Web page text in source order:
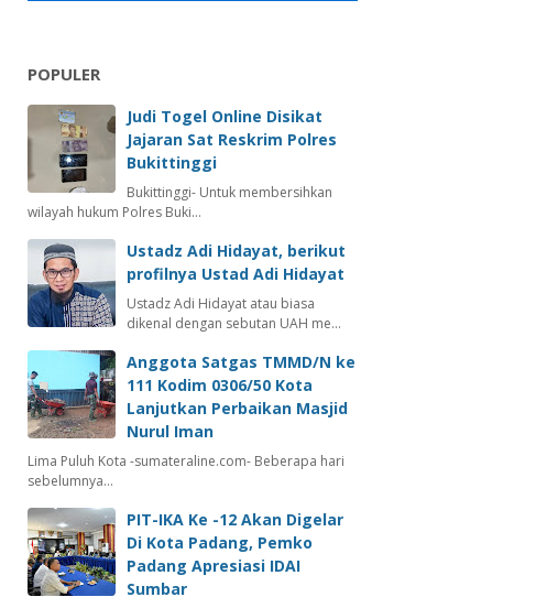
POPULER
Judi Togel Online Disikat
Jajaran Sat Reskrim Polres
Bukittinggi
Bukittinggi- Untuk membersihkan
wilayah hukum Polres Buki…
Ustadz Adi Hidayat, berikut
profilnya Ustad Adi Hidayat
Ustadz Adi Hidayat atau biasa
dikenal dengan sebutan UAH me…
Anggota Satgas TMMD/N ke
111 Kodim 0306/50 Kota
Lanjutkan Perbaikan Masjid
Nurul Iman
Lima Puluh Kota -sumateraline.com- Beberapa hari
sebelumnya…
PIT-IKA Ke -12 Akan Digelar
Di Kota Padang, Pemko
Padang Apresiasi IDAI
Sumbar